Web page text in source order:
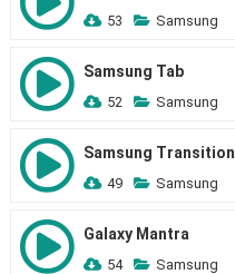
53 Samsung
Samsung Tab
52 Samsung
Samsung Transition
49 Samsung
Galaxy Mantra
54 Samsung